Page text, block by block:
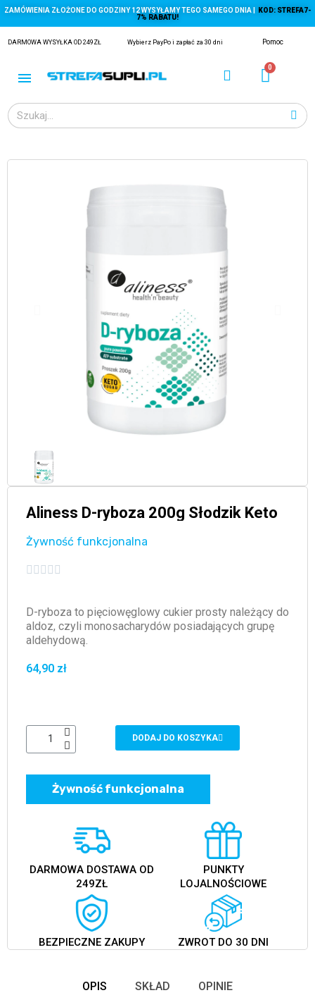
ZAMÓWIENIA ZŁOŻONE DO GODZINY 12 WYSYŁAMY TEGO SAMEGO DNIA |
KOD: STREFA7-
7% RABATU!
DARMOWA WYSYŁKA OD 249ZŁ Wybierz PayPo i zapłać za 30 dni Pomoc
Aliness D-ryboza 200g Słodzik Keto
Żywność funkcjonalna
    
D-ryboza to pięciowęglowy cukier prosty należący do
aldoz, czyli monosacharydów posiadających grupę
aldehydową.
64,90 zł
DODAJ DO KOSZYKA
Żywność funkcjonalna
DARMOWA DOSTAWA OD
249ZŁ
PUNKTY
LOJALNOŚCIOWE
BEZPIECZNE ZAKUPY ZWROT DO 30 DNI
OPIS SKŁAD OPINIE